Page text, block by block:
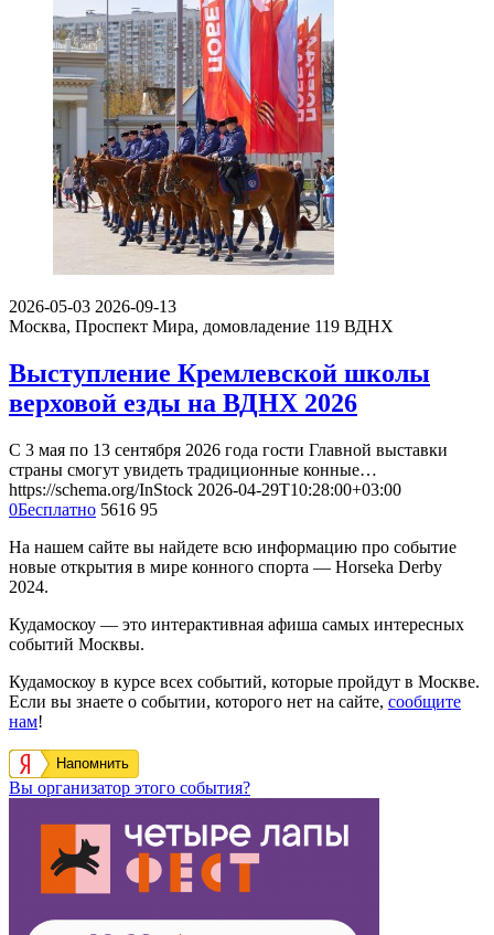
2026-05-03 2026-09-13
Москва, Проспект Мира, домовладение 119 ВДНХ
Выступление Кремлевской школы
верховой езды на ВДНХ 2026
С 3 мая по 13 сентября 2026 года гости Главной выставки
страны смогут увидеть традиционные конные…
https://schema.org/InStock 2026-04-29T10:28:00+03:00
0Бесплатно 5616 95
На нашем сайте вы найдете всю информацию про событие
новые открытия в мире конного спорта — Horseka Derby
2024.
Кудамоскоу — это интерактивная афиша самых интересных
событий Москвы.
Кудамоскоу в курсе всех событий, которые пройдут в Москве.
Если вы знаете о событии, которого нет на сайте, сообщите
нам!
Напомнить
Вы организатор этого события?